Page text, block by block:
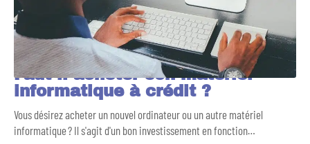
Faut-il acheter son matériel
informatique à crédit ?
Vous désirez acheter un nouvel ordinateur ou un autre matériel
informatique ? Il s'agit d'un bon investissement en fonction…